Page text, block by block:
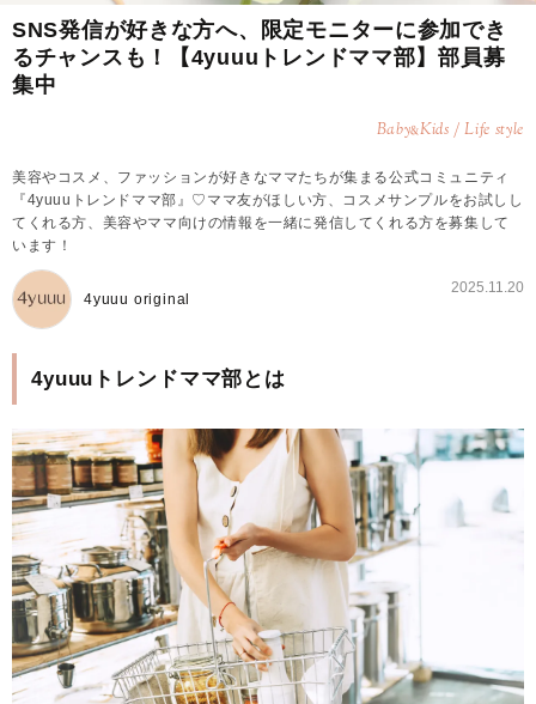
SNS発信が好きな方へ、限定モニターに参加でき
るチャンスも！【4yuuuトレンドママ部】部員募
集中
Baby&Kids / Life style
美容やコスメ、ファッションが好きなママたちが集まる公式コミュニティ
『4yuuuトレンドママ部』♡ママ友がほしい方、コスメサンプルをお試しし
てくれる方、美容やママ向けの情報を一緒に発信してくれる方を募集して
います！
4yuuu original
2025.11.20
4yuuuトレンドママ部とは